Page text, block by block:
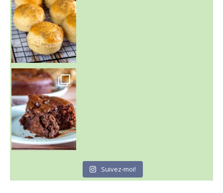
~ GÂTEAU FONDANT CHOCO NOISETTE ~
C'est lundi
Suivez-moi!